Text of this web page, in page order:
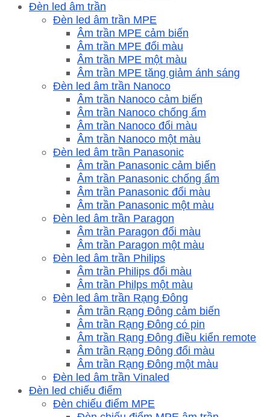
Đèn led âm trần
Đèn led âm trần MPE
Âm trần MPE cảm biến
Âm trần MPE đổi màu
Âm trần MPE một màu
Âm trần MPE tăng giảm ánh sáng
Đèn led âm trần Nanoco
Âm trần Nanoco cảm biến
Âm trần Nanoco chống ẩm
Âm trần Nanoco đổi màu
Âm trần Nanoco một màu
Đèn led âm trần Panasonic
Âm trần Panasonic cảm biến
Âm trần Panasonic chống ẩm
Âm trần Panasonic đổi màu
Âm trần Panasonic một màu
Đèn led âm trần Paragon
Âm trần Paragon đổi màu
Âm trần Paragon một màu
Đèn led âm trần Philips
Âm trần Philips đổi màu
Âm trần Philps một màu
Đèn led âm trần Rạng Đông
Âm trần Rạng Đông cảm biến
Âm trần Rạng Đông có pin
Âm trần Rạng Đông điều kiển remote
Âm trần Rạng Đông đổi màu
Âm trần Rạng Đông một màu
Đèn led âm trần Vinaled
Đèn led chiếu điểm
Đèn chiếu điểm MPE